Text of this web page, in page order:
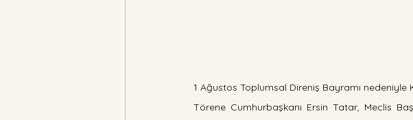
1 Ağustos Toplumsal Direniş Bayramı nedeniyle
Törene Cumhurbaşkanı Ersin Tatar, Meclis